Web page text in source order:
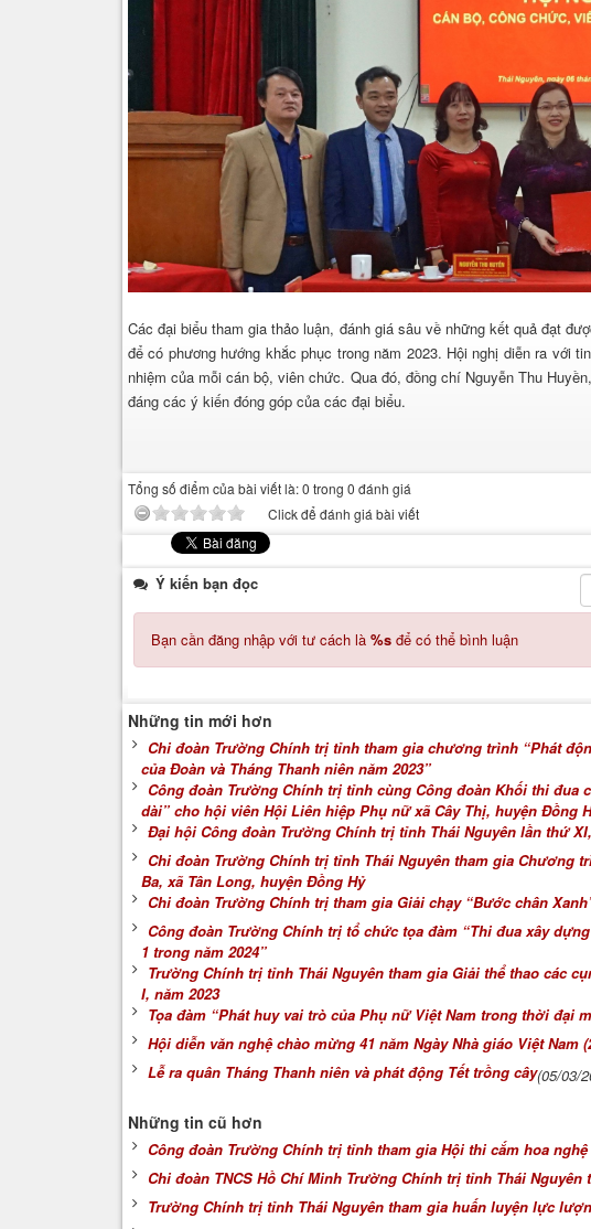
Các đại biểu tham gia thảo luận, đánh giá sâu về những kết quả đạt
để có phương hướng khắc phục trong năm 2023. Hội nghị diễn ra với
nhiệm của mỗi cán bộ, viên chức. Qua đó, đồng chí Nguyễn Thu
đáng các ý kiến đóng góp của các đại biểu.
Tổng số điểm của bài viết là: 0 trong 0 đánh giá
Click để đánh giá bài viết
Ý kiến bạn đọc
Bạn cần đăng nhập với tư cách là %s để có thể bình luận
Những tin mới hơn
Chi đoàn Trường Chính trị tỉnh tham gia chương trình “Phát
của Đoàn và Tháng Thanh niên năm 2023”
Công đoàn Trường Chính trị tỉnh cùng Công đoàn Khối thi đua
dài” cho hội viên Hội Liên hiệp Phụ nữ xã Cây Thị, huyện Đồng
Đại hội Công đoàn Trường Chính trị tỉnh Thái Nguyên lần thứ
Chi đoàn Trường Chính trị tỉnh Thái Nguyên tham gia Chương
Ba, xã Tân Long, huyện Đồng Hỷ
Chi đoàn Trường Chính trị tham gia Giải chạy “Bước chân
Công đoàn Trường Chính trị tổ chức tọa đàm “Thi đua xây
1 trong năm 2024”
Trường Chính trị tỉnh Thái Nguyên tham gia Giải thể thao các
I, năm 2023
Tọa đàm “Phát huy vai trò của Phụ nữ Việt Nam trong thời đại
Hội diễn văn nghệ chào mừng 41 năm Ngày Nhà giáo Việt Nam
Lễ ra quân Tháng Thanh niên và phát động Tết trồng cây(05/03/
Những tin cũ hơn
Công đoàn Trường Chính trị tỉnh tham gia Hội thi cắm hoa
Chi đoàn TNCS Hồ Chí Minh Trường Chính trị tỉnh Thái
Trường Chính trị tỉnh Thái Nguyên tham gia huấn luyện lực